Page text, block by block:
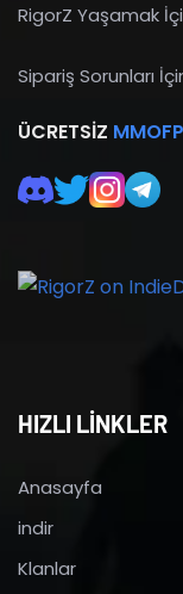
RigorZ Yaşamak
Sipariş Sorunları
ÜCRETSIZ
HIZLI LİNKLER
Anasayfa
indir
Klanlar